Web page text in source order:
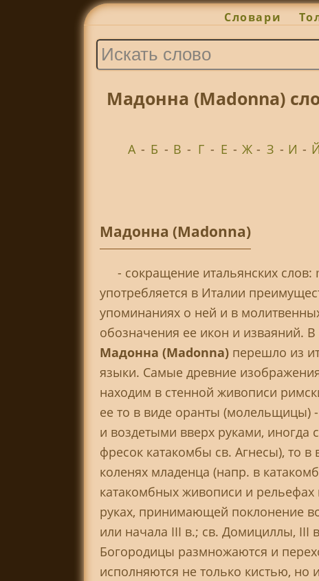
Словари
Мадонна (Madonna)
А - Б - В - Г - Е - Ж - З - И - Й
Мадонна (Madonna)
- сокращение итальянских
употребляется в Италии
упоминаниях о ней и в
обозначения ее икон и изваяний.
Мадонна (Madonna) перешло из
языки. Самые древние
находим в стенной живописи
ее то в виде оранты (молельщицы)
и воздетыми вверх руками,
фресок катакомбы св. Агнесы), то
коленях младенца (напр. в
катакомбных живописи и
руках, принимающей поклонение
или начала III в.; св. Домициллы, III
Богородицы размножаются и
исполняются не только кистью,